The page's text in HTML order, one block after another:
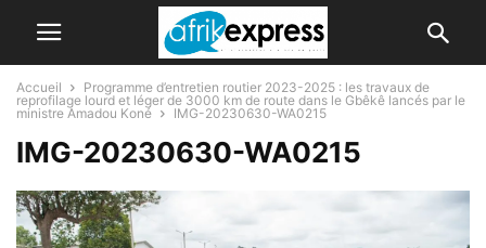
Accueil
Programme d’entretien routier 2023-2025 : les travaux de
reprofilage lourd et léger de 3000 km de route dans le Gbêkê lancés par le
ministre Amadou Koné
IMG-20230630-WA0215
IMG-20230630-WA0215